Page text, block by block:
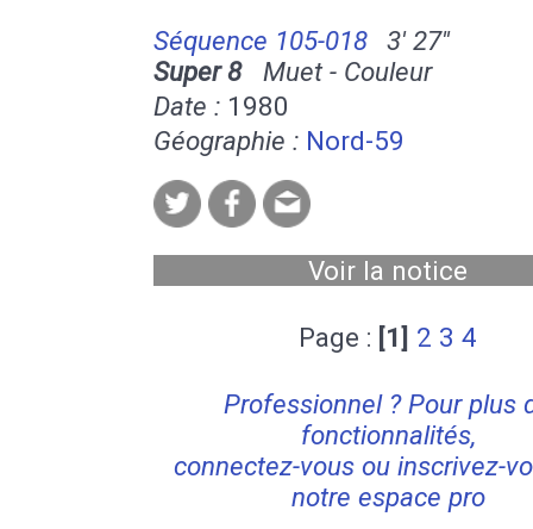
Séquence 105-018
3' 27''
Super 8Muet - Couleur
Date : 1980
Géographie : Nord-59
Voir la notice
Page : [1] 2 3 4
Professionnel ? Pour plus
fonctionnalités,
connectez-vous ou inscrivez-
notre espace pro